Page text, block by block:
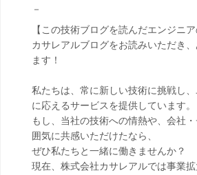
－
【この技術ブログを読んだエンジニア
カサレアルブログをお読みいただき
ます！
私たちは、常に新しい技術に挑戦し
に応えるサービスを提供しています。
もし、当社の技術への情熱や、会社
囲気に共感いただけたなら、
ぜひ私たちと一緒に働きませんか？
現在、株式会社カサレアルでは事業